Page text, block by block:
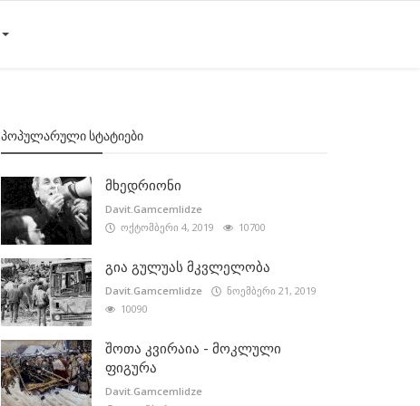
ᲞᲝᲞᲣᲚᲐᲠᲣᲚᲘ ᲡᲢᲐᲢᲘᲔᲑᲘ
მხედრიონი
Davit.Gamcemlidze
ოქტომბერი 4, 2019
10700
გია გულუას მკვლელობა
Davit.Gamcemlidze
ნოემბერი 21, 2019
10090
შოთა კვირაია - მოკლული
ფიგურა
Davit.Gamcemlidze